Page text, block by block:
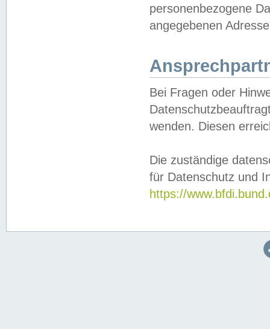
personenbezogene
angegebenen
Bei Fragen oder
wenden. Diesen
Die zuständige
für Datenschutz und
https://